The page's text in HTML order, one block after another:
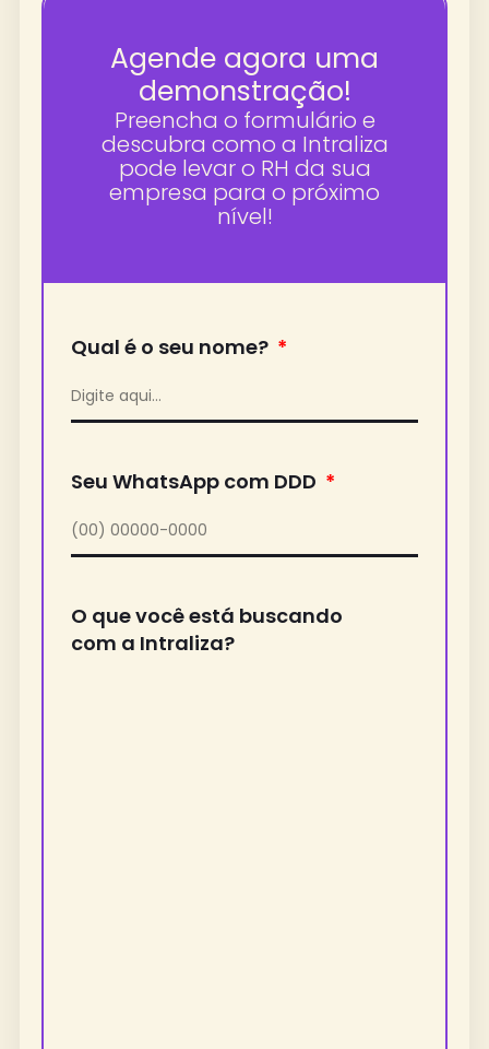
Agende agora uma
demonstração!
Preencha o formulário e
descubra como a Intraliza
pode levar o RH da sua
empresa para o próximo
nível!
Qual é o seu nome?
Seu WhatsApp com DDD
O que você está buscando
com a Intraliza?